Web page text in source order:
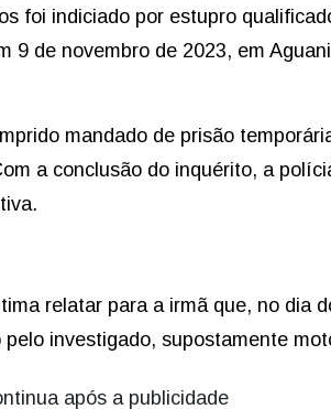
foi indiciado por estupro
9 de novembro de 2023, em
mandado de prisão
a conclusão do inquérito, a
relatar para a irmã que, no dia
investigado, supostamente
após a publicidade